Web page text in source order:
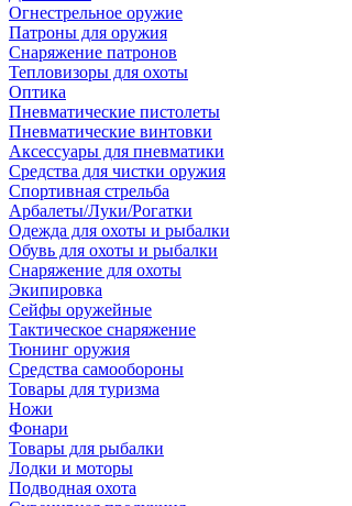
Огнестрельное оружие
Патроны для оружия
Снаряжение патронов
Тепловизоры для охоты
Оптика
Пневматические пистолеты
Пневматические винтовки
Аксессуары для пневматики
Средства для чистки оружия
Спортивная стрельба
Арбалеты/Луки/Рогатки
Одежда для охоты и рыбалки
Обувь для охоты и рыбалки
Снаряжение для охоты
Экипировка
Сейфы оружейные
Тактическое снаряжение
Тюнинг оружия
Средства самообороны
Товары для туризма
Ножи
Фонари
Товары для рыбалки
Лодки и моторы
Подводная охота